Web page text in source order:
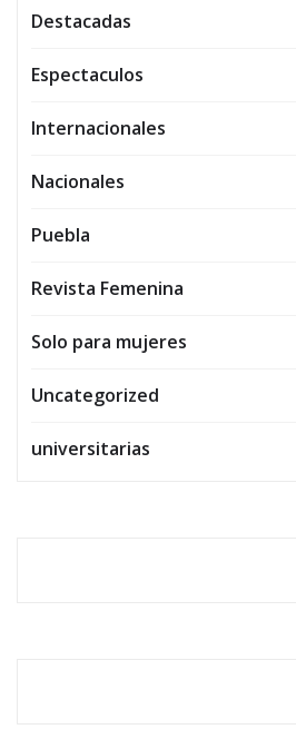
Destacadas
Espectaculos
Internacionales
Nacionales
Puebla
Revista Femenina
Solo para mujeres
Uncategorized
universitarias